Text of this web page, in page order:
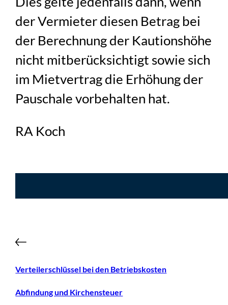
der Vermieter diesen Betrag bei
der Berechnung der Kautionshöhe
nicht mitberücksichtigt sowie sich
im Mietvertrag die Erhöhung der
Pauschale vorbehalten hat.
RA Koch
Verteilerschlüssel bei den Betriebskosten
Abfindung und Kirchensteuer